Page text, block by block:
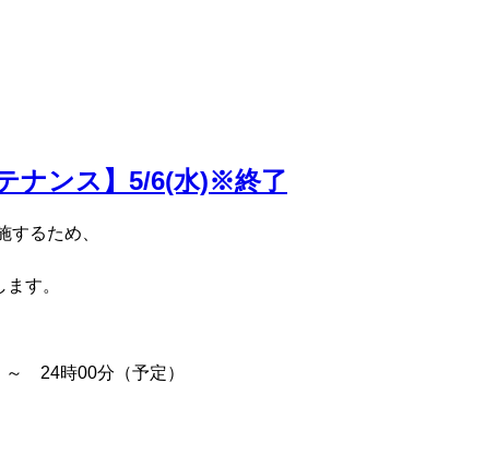
ナンス】5/6(水)※終了
るため、
す。
24時00分（予定）